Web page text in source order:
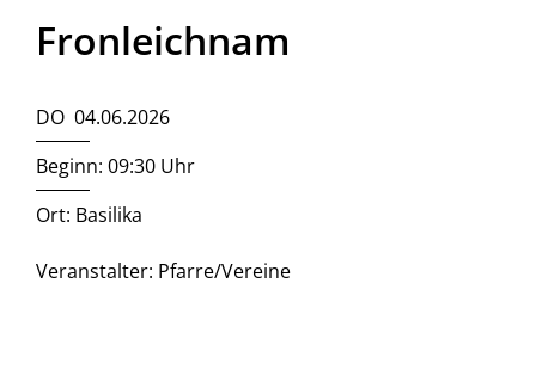
Fronleichnam
DO 04.06.2026
Beginn: 09:30 Uhr
Ort: Basilika
Veranstalter: Pfarre/Vereine